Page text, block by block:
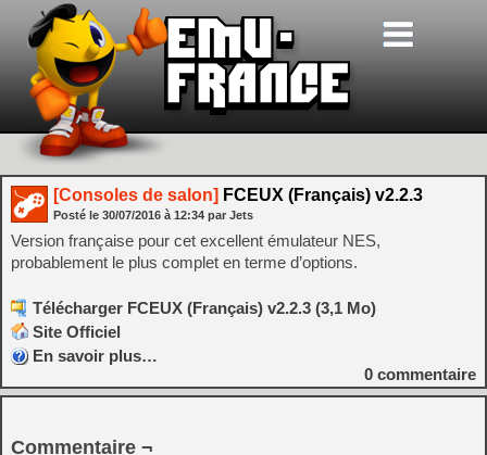
[Consoles de salon] FCEUX (Français) v2.2.3
Posté le 30/07/2016 à 12:34 par Jets
Version française pour cet excellent émulateur NES,
probablement le plus complet en terme d’options.
Télécharger FCEUX (Français) v2.2.3 (3,1 Mo)
Site Officiel
En savoir plus…
0 commentaire
Commentaire ¬